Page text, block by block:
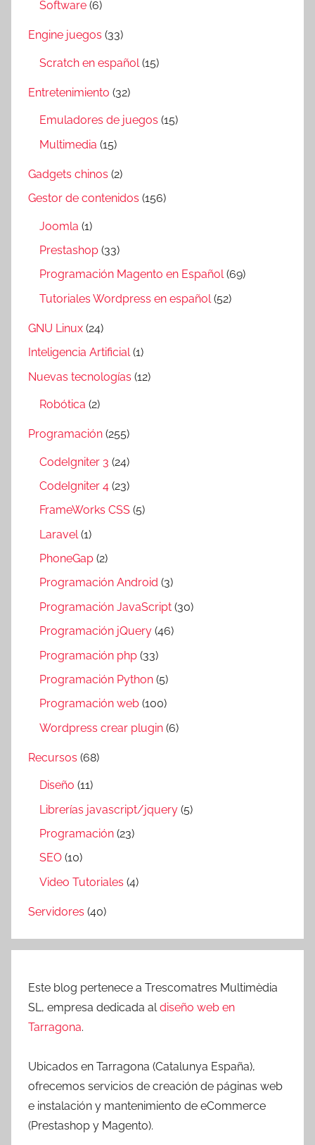
Software (6)
Engine juegos (33)
Scratch en español (15)
Entretenimiento (32)
Emuladores de juegos (15)
Multimedia (15)
Gadgets chinos (2)
Gestor de contenidos (156)
Joomla (1)
Prestashop (33)
Programación Magento en Español(69)
Tutoriales Wordpress en español (52)
GNU Linux (24)
Inteligencia Artificial(1)
Nuevas tecnologías (12)
Robótica (2)
Programación (255)
CodeIgniter 3 (24)
CodeIgniter 4 (23)
FrameWorks CSS (5)
Laravel (1)
PhoneGap (2)
Programación Android (3)
Programación JavaScript (30)
Programación jQuery (46)
Programación php (33)
Programación Python (5)
Programación web (100)
Wordpress crear plugin (6)
Recursos (68)
Diseño (11)
Librerías javascript/jquery (5)
Programación (23)
SEO (10)
Video Tutoriales (4)
Servidores (40)
Este blog pertenece a Trescomatres Multimèdia
SL, empresa dedicada aldiseño web en
Tarragona.
Ubicados en Tarragona (Catalunya España),
ofrecemos servicios de creación de páginas web
e instalación y mantenimiento de eCommerce
(Prestashop y Magento).